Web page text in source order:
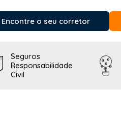
Encontre o seu corretor
Seguros
Responsabilidade
Civil